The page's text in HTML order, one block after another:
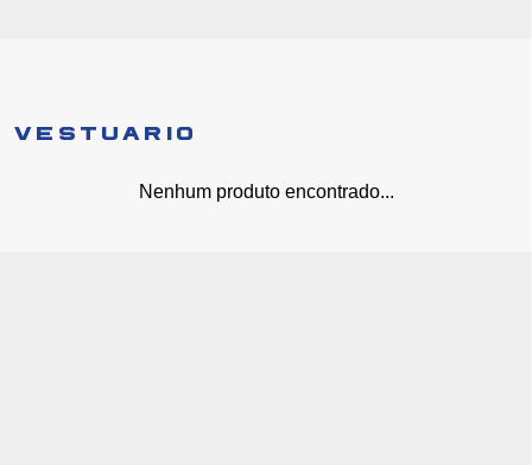
VESTUÁRIO
Nenhum produto encontrado...